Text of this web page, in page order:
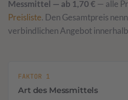
Messmittel — ab 1,70 € — alle
Preisliste. Den Gesamtpreis
verbindlichen Angebot
FAKTOR 1
Art des Messmittels